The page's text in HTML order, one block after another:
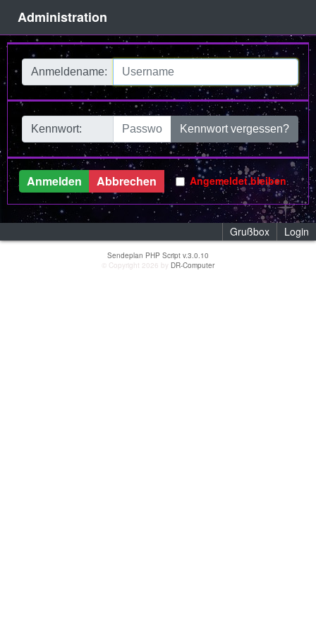
Administration
Anmeldename:
Kennwort: Kennwort vergessen?
Angemeldet bleiben
Grußbox Login
Sendeplan PHP Script v.3.0.10
© Copyright 2026 by DR-Computer